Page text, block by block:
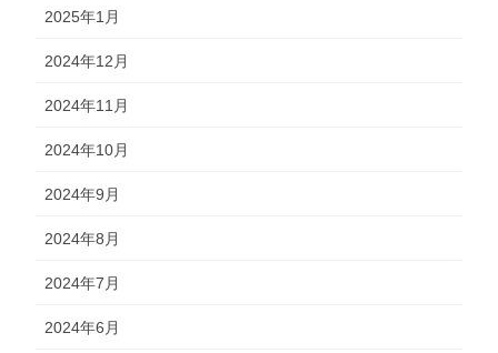
2025年1月
2024年12月
2024年11月
2024年10月
2024年9月
2024年8月
2024年7月
2024年6月